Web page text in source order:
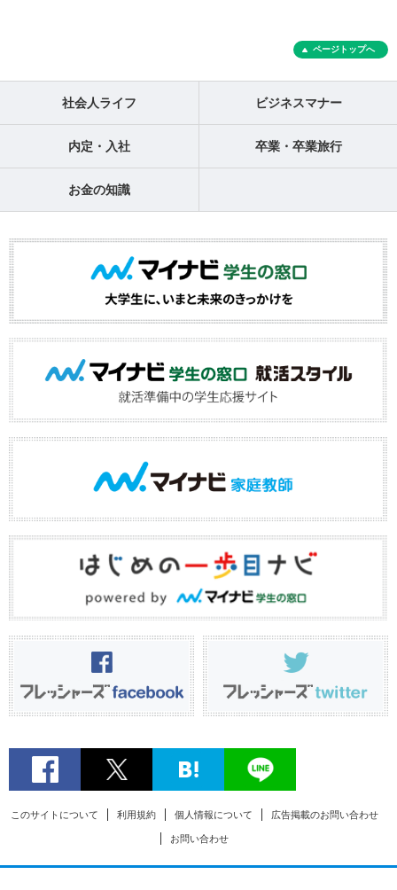
ページトップへ
社会人ライフ ビジネスマナー
内定・入社 卒業・卒業旅行
お金の知識
このサイトについて 利用規約 個人情報について 広告掲載のお問い合わせ
お問い合わせ